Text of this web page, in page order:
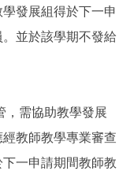
發展組得於下一申
並於該學期不發給
，需協助教學發展
教師教學專業審查
一申請期間教師教